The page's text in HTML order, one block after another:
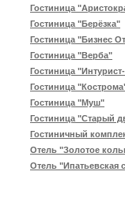
Гостиница
Гостиница "Берёзка"
Гостиница "Бизнес
Гостиница "Верба"
Гостиница
Гостиница
Гостиница "Муш"
Гостиница "Старый
Гостиничный
Отель "Золотое
Отель "Ипатьевская